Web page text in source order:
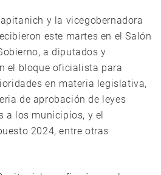
y la vicegobernadora
este martes en el Salón
a diputados y
el bloque oficialista para
en materia legislativa,
de aprobación de leyes
a los municipios, y el
2024, entre otras